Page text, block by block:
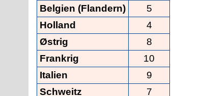
Belgien (Flandern)
5
Holland
4
Østrig
8
Frankrig
10
Italien
9
Schweitz
7